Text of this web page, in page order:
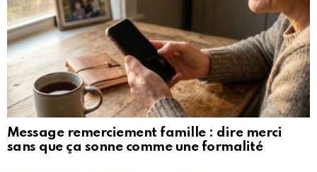
Message remerciement famille : dire merci
sans que ça sonne comme une formalité